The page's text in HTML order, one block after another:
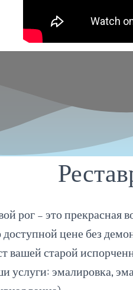
рог – это прекрасная
доступной цене без
вашей старой
услуги: эмалировка,